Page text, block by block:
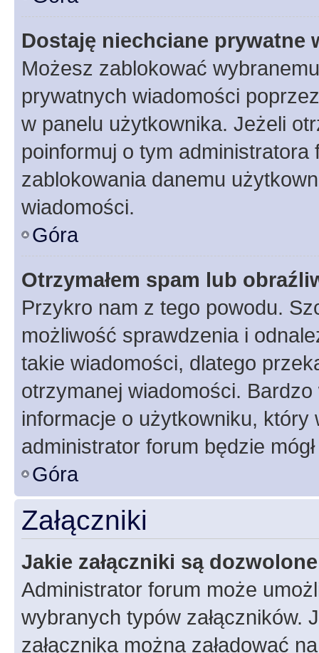
Dostaję niechciane prywatne
Możesz zablokować
prywatnych wiadomości
w panelu użytkownika. Jeżeli
poinformuj o tym
zablokowania danemu
wiadomości.
Góra
Otrzymałem spam lub
Przykro nam z tego powodu.
możliwość sprawdzenia i
takie wiadomości, dlatego
otrzymanej wiadomości.
informacje o użytkowniku, który
administrator forum będzie
Góra
Załączniki
Jakie załączniki są
Administrator forum może
wybranych typów załączników.
załącznika można załadować